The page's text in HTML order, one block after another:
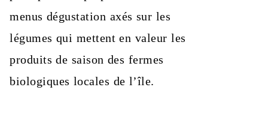
menus dégustation axés sur les
légumes qui mettent en valeur les
produits de saison des fermes
biologiques locales de l’île.